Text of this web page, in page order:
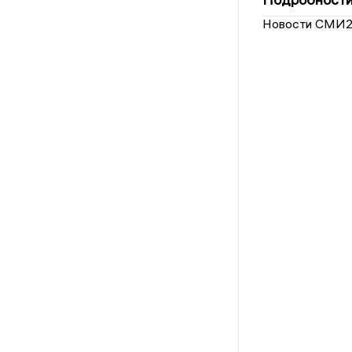
Новости